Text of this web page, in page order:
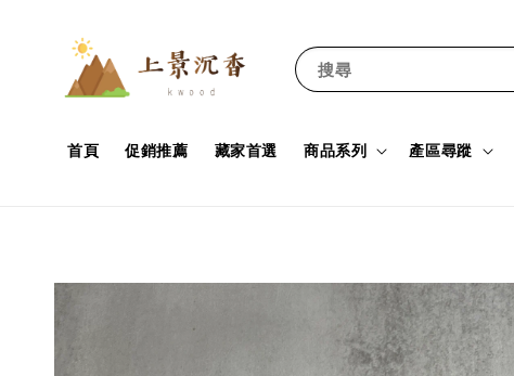
搜尋
首頁 促銷推薦 藏家首選 商品系列 產區尋蹤